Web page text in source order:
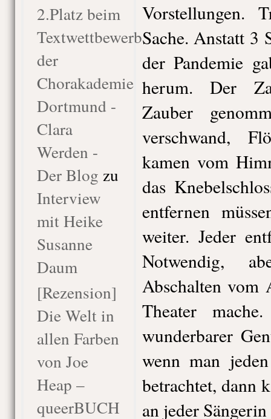
2.Platz beim
Textwettbewerb
der
Chorakademie
Dortmund -
Clara
Werden -
Der Blog zu
Interview
mit Heike
Susanne
Daum
[Rezension]
Die Welt in
allen Farben
von Joe
Heap –
queerBUCH
Vorstellungen.
Sache. Anstatt 3
der Pandemie
herum. Der
Zauber
verschwand,
kamen vom
das
entfernen
weiter. Jeder
Notwendig,
Abschalten vom
Theater
wunderbarer
wenn man
betrachtet, dann
an jeder